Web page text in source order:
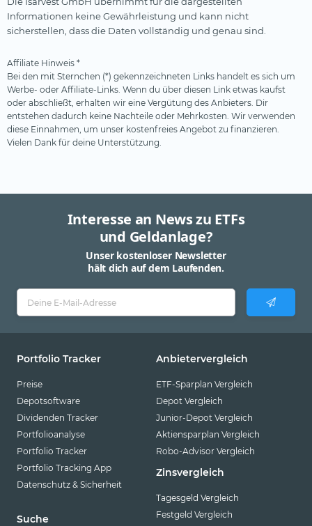
Informationen keine Gewährleistung und kann nicht
sicherstellen, dass die Daten vollständig und genau sind.
Affiliate Hinweis *
Bei den mit Sternchen (*) gekennzeichneten Links handelt es sich um
Werbe- oder Affiliate-Links. Wenn du über diesen Link etwas kaufst
oder abschließt, erhalten wir eine Vergütung des Anbieters. Dir
entstehen dadurch keine Nachteile oder Mehrkosten. Wir verwenden
diese Einnahmen, um unser kostenfreies Angebot zu finanzieren.
Vielen Dank für deine Unterstützung.
Interesse an News zu ETFs
und Geldanlage?
Unser kostenloser Newsletter
hält dich auf dem Laufenden.
Portfolio Tracker
Preise
Depotsoftware
Dividenden Tracker
Portfolioanalyse
Portfolio Tracker
Portfolio Tracking App
Datenschutz & Sicherheit
Suche
Anbietervergleich
ETF-Sparplan Vergleich
Depot Vergleich
Junior-Depot Vergleich
Aktiensparplan Vergleich
Robo-Advisor Vergleich
Zinsvergleich
Tagesgeld Vergleich
Festgeld Vergleich